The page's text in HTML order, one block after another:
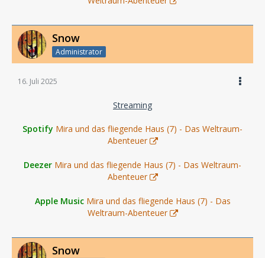
Snow
Administrator
16. Juli 2025
Streaming
Spotify Mira und das fliegende Haus (7) - Das Weltraum-
Abenteuer
Deezer Mira und das fliegende Haus (7) - Das Weltraum-
Abenteuer
Apple Music Mira und das fliegende Haus (7) - Das
Weltraum-Abenteuer
Snow